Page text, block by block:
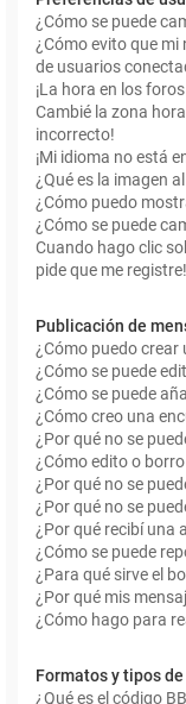
¿Cómo se puede
¿Cómo evito que
de usuarios
¡La hora en los
Cambié la zona
incorrecto!
¡Mi idioma no está
¿Qué es la imagen
¿Cómo puedo
¿Cómo se puede
Cuando hago clic
pide que me registre!
Publicación de
¿Cómo puedo crear
¿Cómo se puede
¿Cómo se puede
¿Cómo creo una
¿Por qué no se
¿Cómo edito o
¿Por qué no se
¿Por qué no se
¿Por qué recibí una
¿Cómo se puede
¿Para qué sirve el
¿Por qué mis
¿Cómo hago para
Formatos y tipos
¿Qué es el código